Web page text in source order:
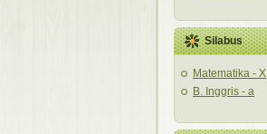
Silabus
Matematika - X
B. Inggris - a